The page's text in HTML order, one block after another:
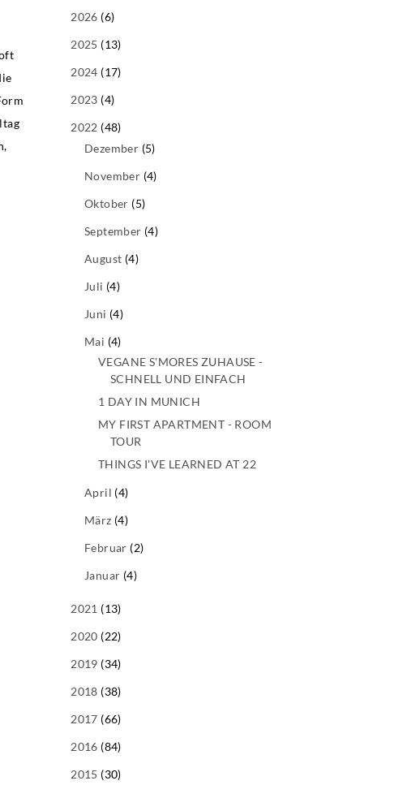
2026 (6)
2025 (13)
2024 (17)
2023 (4)
2022 (48)
Dezember (5)
November (4)
Oktober (5)
September (4)
August (4)
Juli (4)
Juni (4)
Mai (4)
VEGANE S'MORES ZUHAUSE -
SCHNELL UND EINFACH
1 DAY IN MUNICH
MY FIRST APARTMENT - ROOM
TOUR
THINGS I'VE LEARNED AT 22
April (4)
März (4)
Februar (2)
Januar (4)
2021 (13)
2020 (22)
2019 (34)
2018 (38)
2017 (66)
2016 (84)
2015 (30)